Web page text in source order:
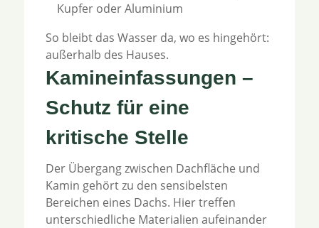
Kupfer oder Aluminium
So bleibt das Wasser da, wo es hingehört:
außerhalb des Hauses.
Kamineinfassungen –
Schutz für eine
kritische Stelle
Der Übergang zwischen Dachfläche und
Kamin gehört zu den sensibelsten
Bereichen eines Dachs. Hier treffen
unterschiedliche Materialien aufeinander